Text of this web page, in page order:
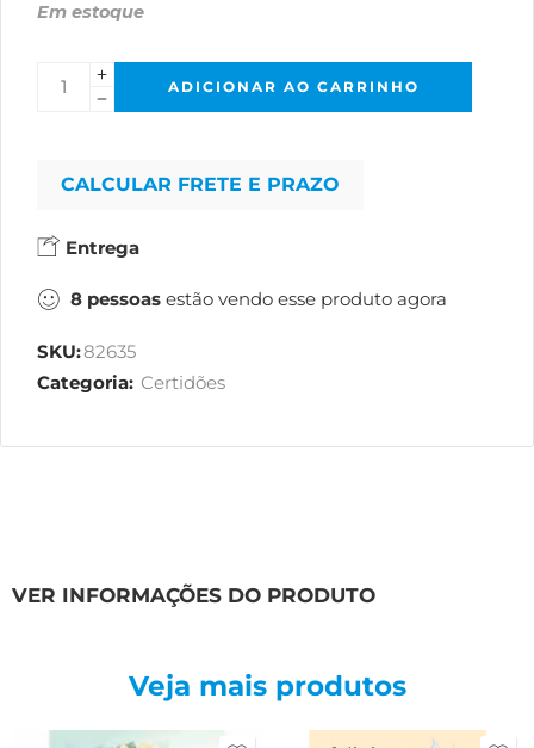
Em estoque
ADICIONAR AO CARRINHO
CALCULAR FRETE E PRAZO
Entrega
8 pessoas estão vendo esse produto agora
SKU:82635
Categoria: Certidões
VER INFORMAÇÕES DO PRODUTO
Veja mais produtos